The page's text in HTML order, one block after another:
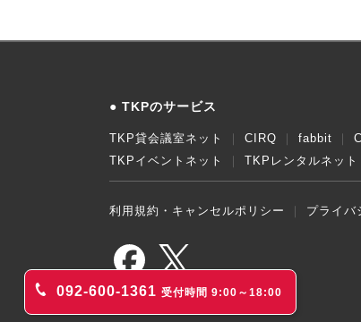
092-600-1361 受付時間 9:00～18:00
TKPのサービス
TKP貸会議室ネット CIRQ fabbit
TKPイベントネット
TKPレンタルネット
利用規約・キャンセルポリシー プライバ